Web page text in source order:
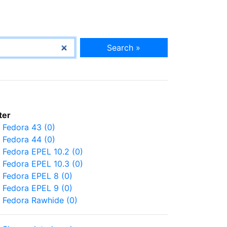
Search »
Fedora 43 (0)
Fedora 44 (0)
Fedora EPEL 10.2 (0)
Fedora EPEL 10.3 (0)
Fedora EPEL 8 (0)
Fedora EPEL 9 (0)
Fedora Rawhide (0)